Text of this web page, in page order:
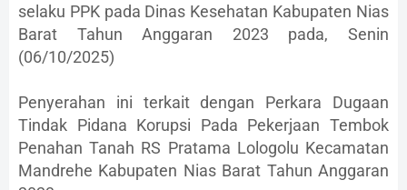
selaku PPK pada Dinas Kesehatan Kabupaten Nias
Barat Tahun Anggaran 2023 pada, Senin
(06/10/2025)
Penyerahan ini terkait dengan Perkara Dugaan
Tindak Pidana Korupsi Pada Pekerjaan Tembok
Penahan Tanah RS Pratama Lologolu Kecamatan
Mandrehe Kabupaten Nias Barat Tahun Anggaran